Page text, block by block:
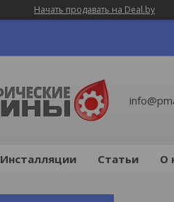
Начать продавать на Deal.by
Инсталляции Статьи О